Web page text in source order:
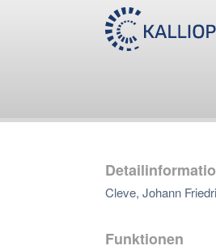
Cleve, Johann
Funktionen